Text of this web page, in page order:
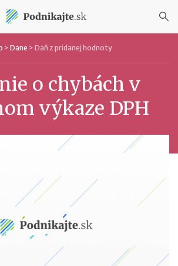
> Dane > Daň z pridanej hodnoty
o chybách v
výkaze DPH